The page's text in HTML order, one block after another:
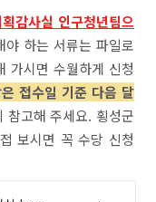
감사실 인구청년팀으
하는 서류는 파일로
가시면 수월하게 신청
접수일 기준 다음 달
참고해 주세요. 횡성군
보시면 꼭 수당 신청